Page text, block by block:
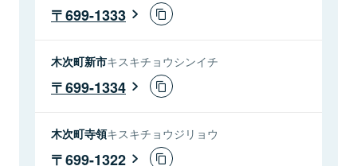
699-1333
木次町新市キスキチョウシンイチ
699-1334
木次町寺領キスキチョウジリョウ
699-1322